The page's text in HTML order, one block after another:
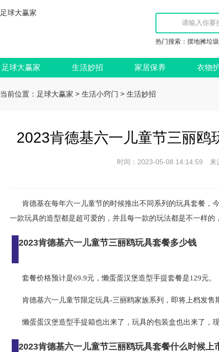
足球大赢家
热门搜索： 摆地摊垃
足球大赢家 生活妙招 家居保养 衣物
当前位置： 足球大赢家 > 生活小窍门 > 生活妙招
2023肯德基六一儿童节三丽鸥
时间：2023-05-08 14:14:59
肯德基在每年六一儿童节的时候推出不同系列的玩具套餐，
一款玩具的造型都是超可爱的，并且每一款的玩法都是不一样的
2023肯德基六一儿童节三丽鸥玩具套餐多少钱
套餐价格预计是69.9元，懒蛋蛋汉堡造型手提套餐是129元。
肯德基六一儿童节限定玩具-三丽鸥家族系列，即将上档发售
懒蛋蛋汉堡造型手提箱也出来了，玩具的包装盒也出来了，
2023肯德基六一儿童节三丽鸥玩具套餐什么时候上